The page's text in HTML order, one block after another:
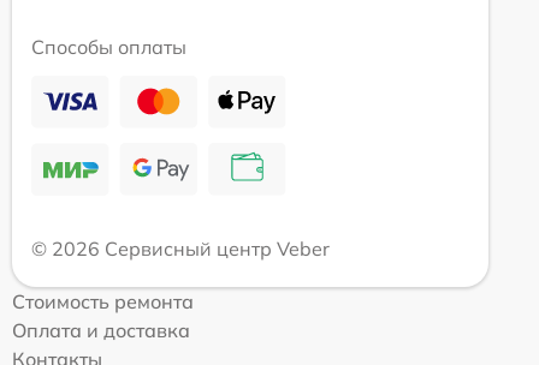
Способы оплаты
© 2026 Сервисный центр Veber
Стоимость ремонта
Оплата и доставка
Контакты